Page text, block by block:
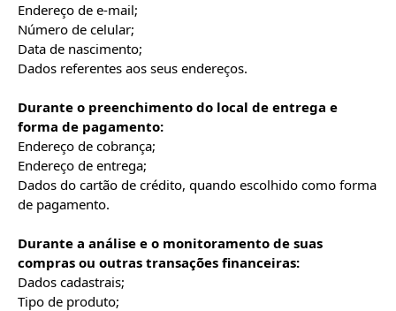
Endereço de e-mail;
Número de celular;
Data de nascimento;
Dados referentes aos seus endereços.
Durante o preenchimento do local de entrega e
forma de pagamento:
Endereço de cobrança;
Endereço de entrega;
Dados do cartão de crédito, quando escolhido como forma
de pagamento.
Durante a análise e o monitoramento de suas
compras ou outras transações financeiras:
Dados cadastrais;
Tipo de produto;